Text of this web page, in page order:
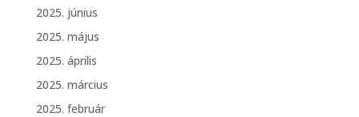
2025. június
2025. május
2025. április
2025. március
2025. február